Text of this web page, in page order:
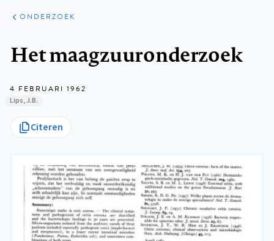
ARTIKELEN
ONDERZOEK
ONDERZOEK
Het maagzuuronderzoek
4 FEBRUARI 1962
Lips, J.B.
Citeren